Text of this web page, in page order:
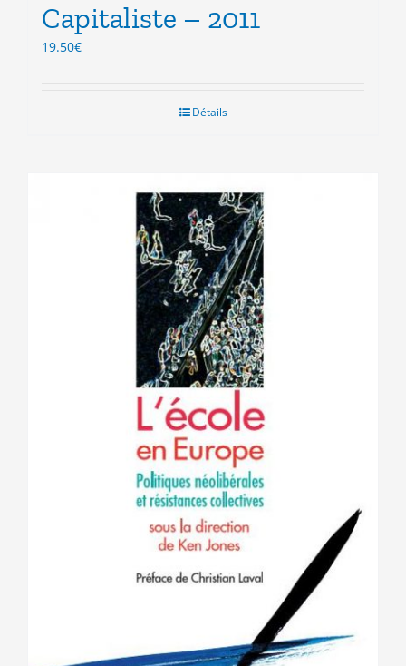
Capitaliste – 2011
19.50€
Détails